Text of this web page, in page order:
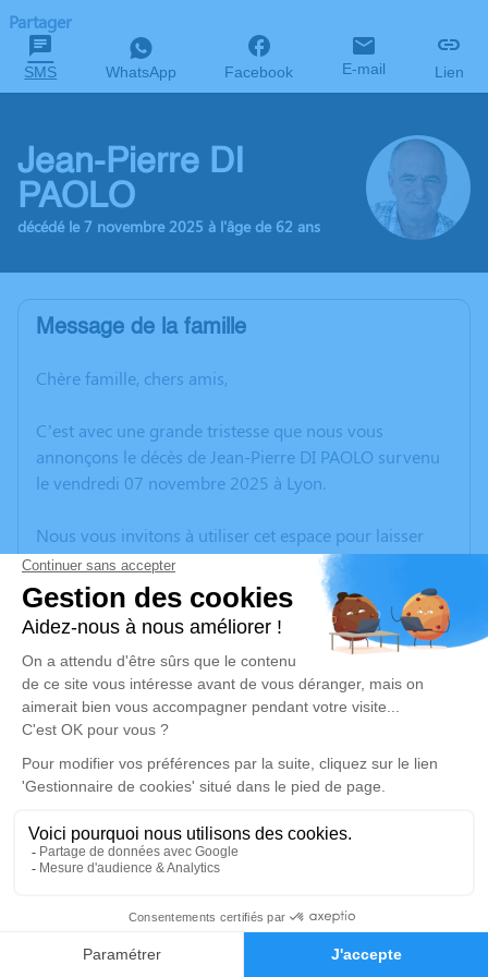
Faire-part Hommages
Partager
SMS WhatsApp Facebook E-mail Lien
Jean-Pierre DI
PAOLO
décédé le 7 novembre 2025 à l'âge de 62 ans
Message de la famille
Chère famille, chers amis,
C’est avec une grande tristesse que nous vous
annonçons le décès de Jean-Pierre DI PAOLO survenu
le vendredi 07 novembre 2025 à Lyon.
Nous vous invitons à utiliser cet espace pour laisser
vos condoléances, partager des photos souvenirs, une
anecdote ou exprimer vos pensées à travers des
poèmes ou des textes. Cet endroit est un lieu
d'expression dédié à honorer la mémoire de Jean-
Pierre DI PAOLO.
Un service de plantation d’arbre hommage est
disponible ici.
Je rends hommage
Cérémonie religieuse
Église Saint Pierre Aux Liens de Saint-Pierre-de-
Chandieu